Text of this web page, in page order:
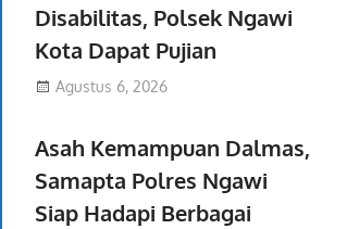
Disabilitas, Polsek Ngawi
Kota Dapat Pujian
Agustus 6, 2026
Asah Kemampuan Dalmas,
Samapta Polres Ngawi
Siap Hadapi Berbagai